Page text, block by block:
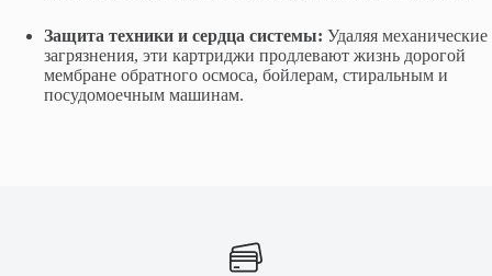
Защита техники и сердца системы: Удаляя механические
загрязнения, эти картриджи продлевают жизнь дорогой
мембране обратного осмоса, бойлерам, стиральным и
посудомоечным машинам.